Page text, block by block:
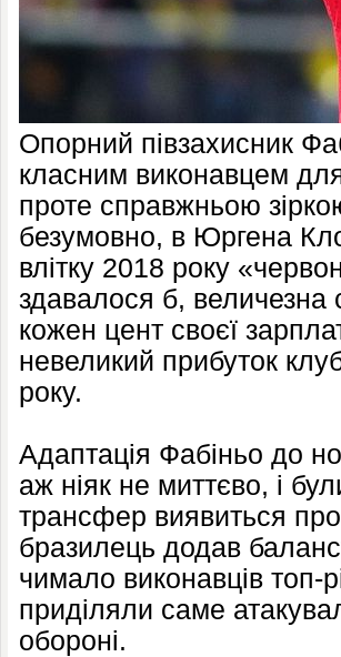
Опорний півзахисник
класним виконавцем
проте справжньою
безумовно, в Юргена
влітку 2018 року
здавалося б,
кожен цент своєї
невеликий прибуток
року.
Адаптація Фабіньо до
аж ніяк не миттєво, і
трансфер виявиться
бразилець додав
чимало виконавців топ-
приділяли саме
обороні.